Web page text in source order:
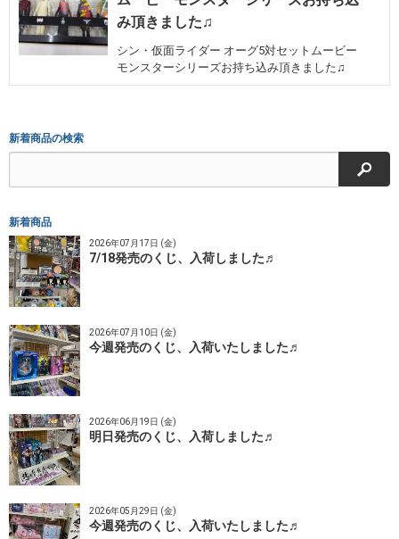
み頂きました♫
シン・仮面ライダー オーグ5対セットムービー
モンスターシリーズお持ち込み頂きました♫
新着商品の検索
検索
新着商品
2026年07月17日 (金)
7/18発売のくじ、入荷しました♬
2026年07月10日 (金)
今週発売のくじ、入荷いたしました♬
2026年06月19日 (金)
明日発売のくじ、入荷しました♬
2026年05月29日 (金)
今週発売のくじ、入荷いたしました♬